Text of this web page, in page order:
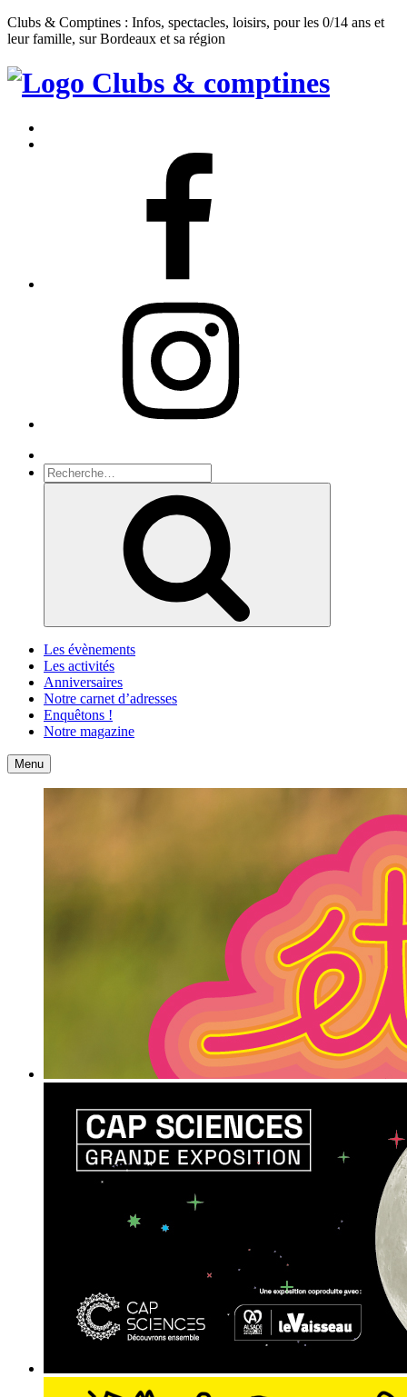
Clubs & Comptines : Infos, spectacles, loisirs, pour les 0/14 ans et
leur famille, sur Bordeaux et sa région
Clubs
Comptines
Recherche
pour
Les évènements
Les activités
Anniversaires
Notre carnet d’adresses
Enquêtons !
Notre magazine
Accueil
Menu Contact